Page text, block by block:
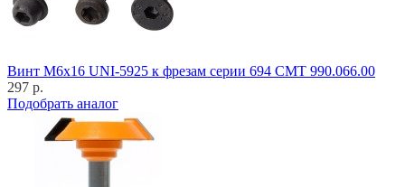
Винт M6x16 UNI-5925 к фрезам серии 694 CMT 990.066.00
297 р.
Подобрать аналог